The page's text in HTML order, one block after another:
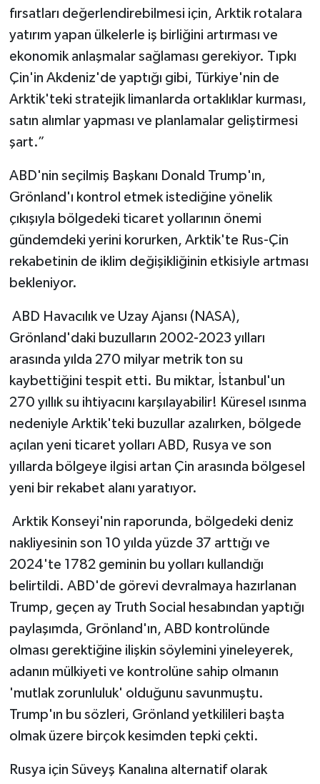
fırsatları değerlendirebilmesi için, Arktik rotalara
yatırım yapan ülkelerle iş birliğini artırması ve
ekonomik anlaşmalar sağlaması gerekiyor. Tıpkı
Çin'in Akdeniz'de yaptığı gibi, Türkiye'nin de
Arktik'teki stratejik limanlarda ortaklıklar kurması,
satın alımlar yapması ve planlamalar geliştirmesi
şart.”
ABD'nin seçilmiş Başkanı Donald Trump'ın,
Grönland'ı kontrol etmek istediğine yönelik
çıkışıyla bölgedeki ticaret yollarının önemi
gündemdeki yerini korurken, Arktik'te Rus-Çin
rekabetinin de iklim değişikliğinin etkisiyle artması
bekleniyor.
ABD Havacılık ve Uzay Ajansı (NASA),
Grönland'daki buzulların 2002-2023 yılları
arasında yılda 270 milyar metrik ton su
kaybettiğini tespit etti. Bu miktar, İstanbul'un
270 yıllık su ihtiyacını karşılayabilir! Küresel ısınma
nedeniyle Arktik'teki buzullar azalırken, bölgede
açılan yeni ticaret yolları ABD, Rusya ve son
yıllarda bölgeye ilgisi artan Çin arasında bölgesel
yeni bir rekabet alanı yaratıyor.
Arktik Konseyi'nin raporunda, bölgedeki deniz
nakliyesinin son 10 yılda yüzde 37 arttığı ve
2024'te 1782 geminin bu yolları kullandığı
belirtildi. ABD'de görevi devralmaya hazırlanan
Trump, geçen ay Truth Social hesabından yaptığı
paylaşımda, Grönland'ın, ABD kontrolünde
olması gerektiğine ilişkin söylemini yineleyerek,
adanın mülkiyeti ve kontrolüne sahip olmanın
'mutlak zorunluluk' olduğunu savunmuştu.
Trump'ın bu sözleri, Grönland yetkilileri başta
olmak üzere birçok kesimden tepki çekti.
Rusya için Süveyş Kanalına alternatif olarak